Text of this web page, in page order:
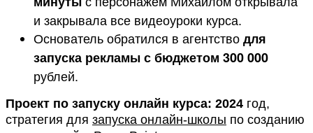
и закрывала все видеоуроки курса.
Основатель обратился в агентстводля
запуска рекламы с бюджетом 300 000
рублей.
Проект по запуску онлайн курса: 2024 год,
стратегия для запуска онлайн-школы по созданию